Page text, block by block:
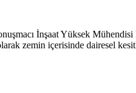
İnşaat Yüksek
zemin içerisinde dairesel